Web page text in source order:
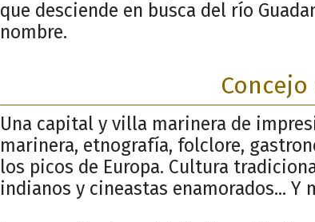
que desciende en busca del río
nombre.
Una capital y villa marinera de
marinera, etnografía, folclore,
los picos de Europa. Cultura
indianos y cineastas enamorados... Y